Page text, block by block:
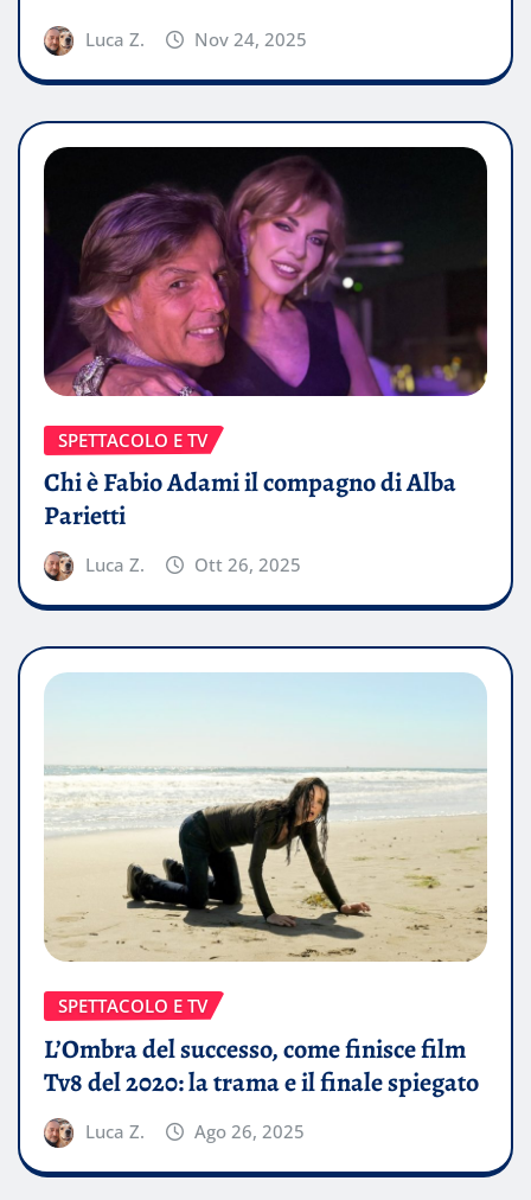
Luca Z. Nov 24, 2025
SPETTACOLO E TV
Chi è Fabio Adami il compagno di Alba
Parietti
Luca Z. Ott 26, 2025
SPETTACOLO E TV
L’Ombra del successo, come finisce film
Tv8 del 2020: la trama e il finale spiegato
Luca Z. Ago 26, 2025